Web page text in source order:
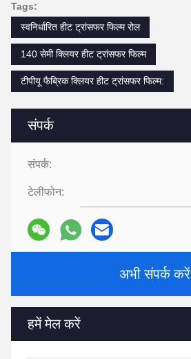
संपर्क
संपर्क:
टेलीफोन:
अभी संपर्क करें
हमें मेल करें
Tags:
स्वनिर्धारित हीट ट्रांसफर फिल्म रोल
140 सेमी क्लियर हीट ट्रांसफर फिल्म
टीपीयू फैब्रिक क्लियर हीट ट्रांसफर फिल्म: